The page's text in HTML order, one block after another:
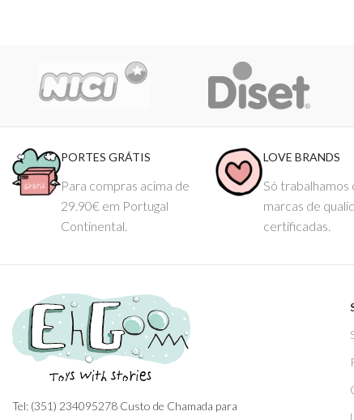
PORTES GRÁTIS
Para compras acima de
29.90€ em Portugal
Continental.
LOVE BRANDS
Só trabalhamos
marcas de
certificadas.
Tel: (351) 234095278 Custo de Chamada para